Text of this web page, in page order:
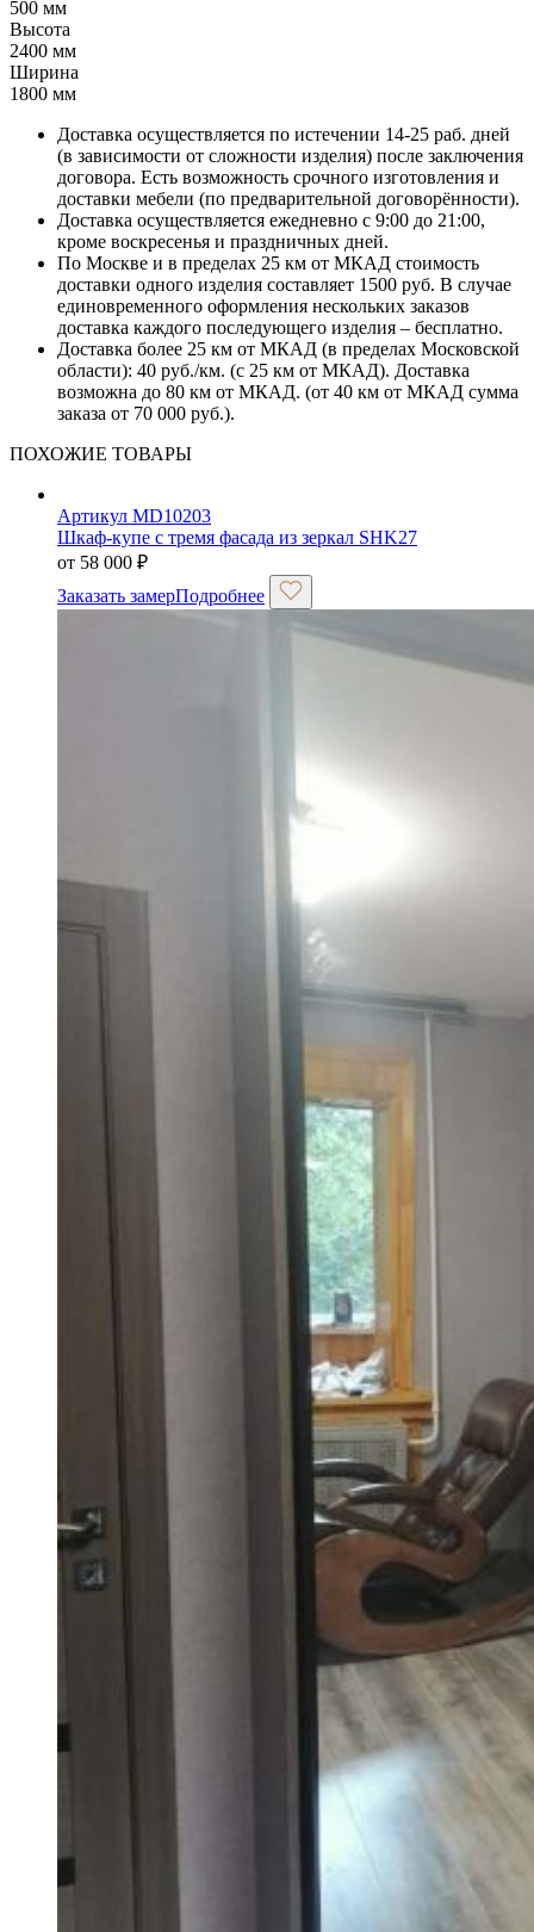
500 мм
Высота
2400 мм
Ширина
1800 мм
Доставка осуществляется по истечении 14-25 раб. дней
(в зависимости от сложности изделия) после заключения
договора. Есть возможность срочного изготовления и
доставки мебели (по предварительной договорённости).
Доставка осуществляется ежедневно с 9:00 до 21:00,
кроме воскресенья и праздничных дней.
По Москве и в пределах 25 км от МКАД стоимость
доставки одного изделия составляет 1500 руб. В случае
единовременного оформления нескольких заказов
доставка каждого последующего изделия – бесплатно.
Доставка более 25 км от МКАД (в пределах Московской
области): 40 руб./км. (с 25 км от МКАД). Доставка
возможна до 80 км от МКАД. (от 40 км от МКАД сумма
заказа от 70 000 руб.).
ПОХОЖИЕ ТОВАРЫ
Артикул MD10203
Шкаф-купе с тремя фасада из зеркал SHK27
от 58 000 ₽
Заказать замерПодробнее